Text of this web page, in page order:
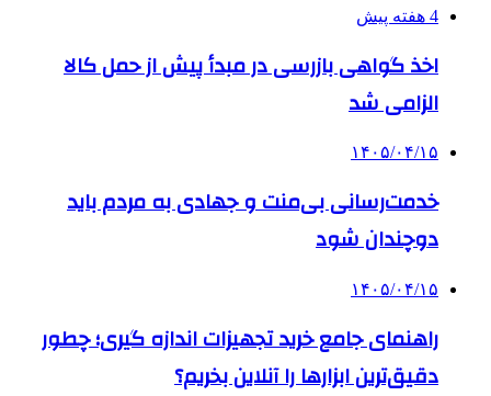
4 هفته پیش
اخذ گواهی بازرسی در مبدأ پیش از حمل کالا
الزامی شد
۱۴۰۵/۰۴/۱۵
خدمت‌رسانی بی‌منت و جهادی به مردم باید
دوچندان شود
۱۴۰۵/۰۴/۱۵
راهنمای جامع خرید تجهیزات اندازه گیری؛ چطور
دقیق‌ترین ابزارها را آنلاین بخریم؟